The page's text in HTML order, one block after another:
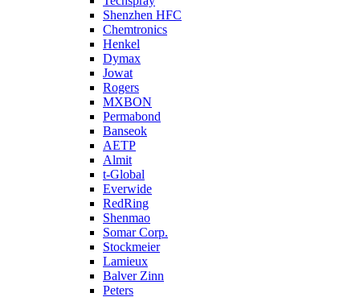
Shenzhen HFC
Chemtronics
Henkel
Dymax
Jowat
Rogers
MXBON
Permabond
Banseok
AETP
Almit
t-Global
Everwide
RedRing
Shenmao
Somar Corp.
Stockmeier
Lamieux
Balver Zinn
Peters